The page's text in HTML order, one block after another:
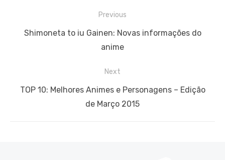
Previous
Previous
Shimoneta to iu Gainen: Novas informações do
anime
Next
Next
TOP 10: Melhores Animes e Personagens – Edição
de Março 2015